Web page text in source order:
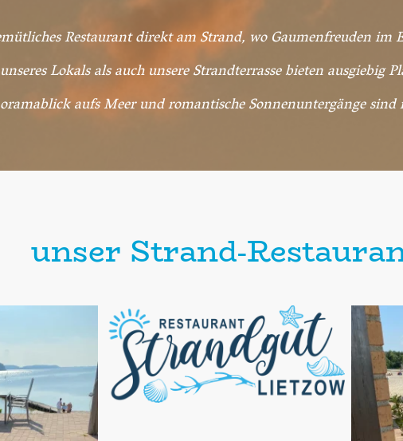
Restaurant direkt am Strand, wo Gaumenfreuden
Lokals als auch unsere Strandterrasse bieten ausgiebig
aufs Meer und romantische Sonnenuntergänge
unser Strand-